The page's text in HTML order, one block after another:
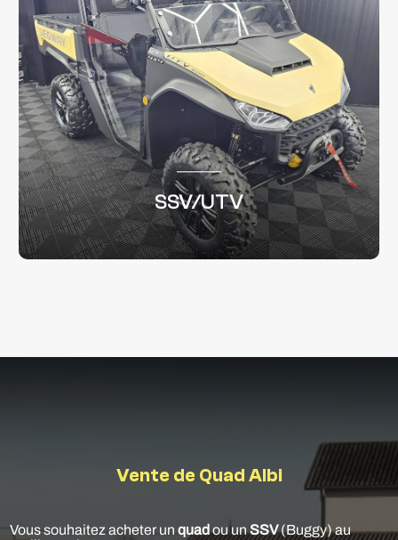
SSV/UTV
Vente de Quad Albi
Vous souhaitez acheter unquadou unSSV(Buggy) au